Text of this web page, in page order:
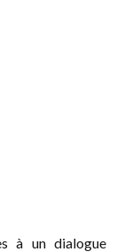
à un dialogue